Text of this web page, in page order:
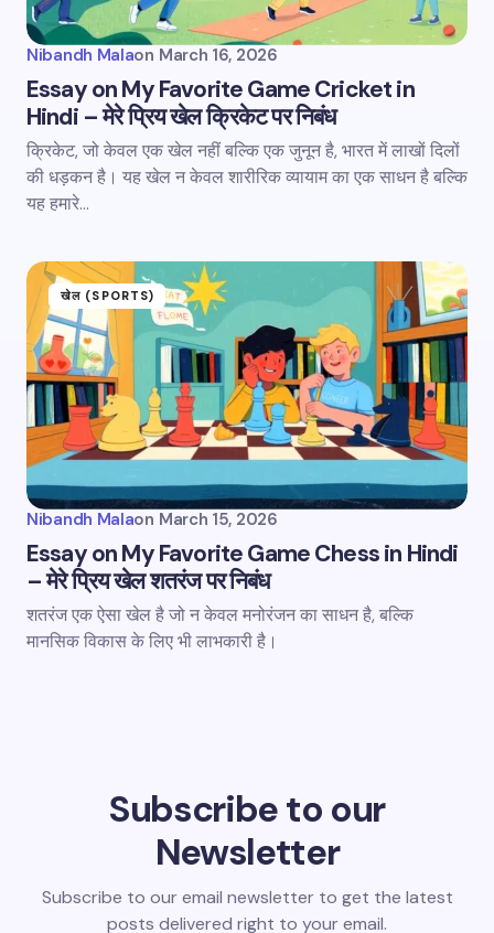
Nibandh Malaon March 16, 2026
Essay on My Favorite Game Cricket in
Hindi – मेरे प्रिय खेल क्रिकेट पर निबंध
क्रिकेट, जो केवल एक खेल नहीं बल्कि एक जुनून है, भारत में लाखों दिलों
की धड़कन है। यह खेल न केवल शारीरिक व्यायाम का एक साधन है बल्कि
यह हमारे…
खेल (SPORTS)
Nibandh Malaon March 15, 2026
Essay on My Favorite Game Chess in Hindi
– मेरे प्रिय खेल शतरंज पर निबंध
शतरंज एक ऐसा खेल है जो न केवल मनोरंजन का साधन है, बल्कि
मानसिक विकास के लिए भी लाभकारी है।
Subscribe to our
Newsletter
Subscribe to our email newsletter to get the latest
posts delivered right to your email.